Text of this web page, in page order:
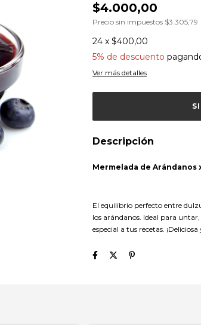
$4.000,00
Precio sin impuestos $3.305,79
24 x $400,00
5% de descuento
Ver más detalles
Descripción
Mermelada de Arándanos
El equilibrio perfecto entre
los arándanos. Ideal para
especial a tus recetas.